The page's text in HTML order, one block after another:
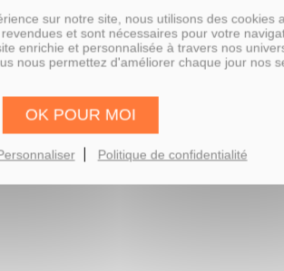
sur notre site, nous utilisons des cookies
et sont nécessaires pour votre
enrichie et personnalisée à travers nos
nous permettez d'améliorer chaque jour nos
OK POUR MOI
Politique de confidentialité
pour tirage